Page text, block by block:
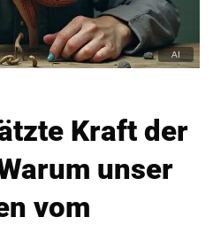
Kraft der
unser
vom